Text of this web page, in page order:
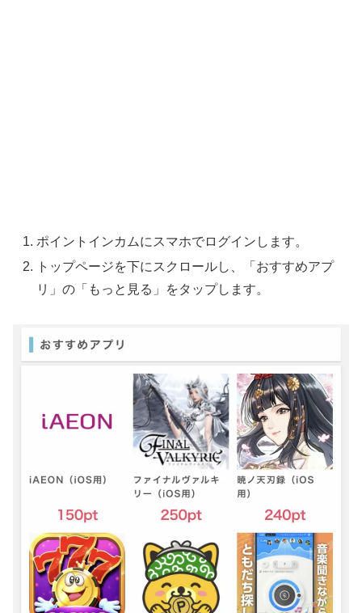
ポイントインカムにスマホでログインします。
トップページを下にスクロールし、「おすすめアプ
リ」の「もっと見る」をタップします。